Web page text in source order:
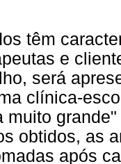
têm
e
será
clínica-
muito
obtidos, as
após